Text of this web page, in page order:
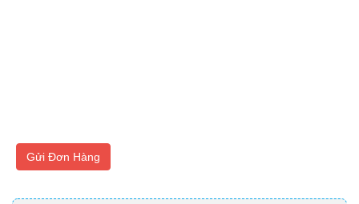
Gửi Đơn Hàng